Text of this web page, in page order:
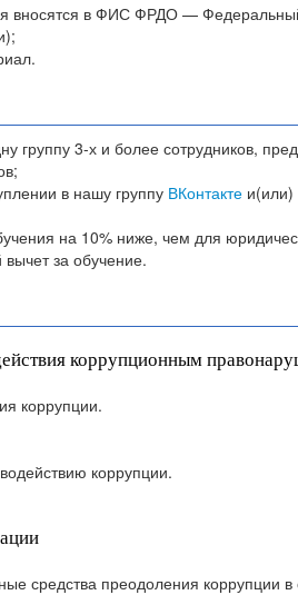
вносятся в ФИС ФРДО —
3-х и более сотрудников,
в нашу группу ВКонтакте
на 10% ниже, чем для
за обучение.
коррупционным
коррупции.
коррупции.
средства преодоления коррупции